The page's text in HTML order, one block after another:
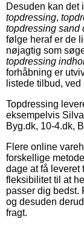
Desuden kan det
topdressing,
topdressing sand
følge heraf er de
nøjagtig som
topdressing
forhåbning er
listede tilbud,
Topdressing
eksempelvis
Byg.dk, 10-4.dk,
Flere online
forskellige
dage at få leveret
fleksibilitet til at
passer dig bedst.
og desuden
fragt.